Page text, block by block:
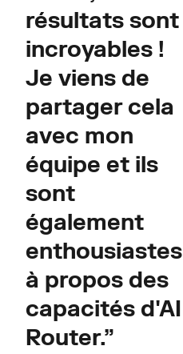
résultats sont
incroyables !
Je viens de
partager cela
avec mon
équipe et ils
sont
également
enthousiastes
à propos des
capacités d'AI
Router.”